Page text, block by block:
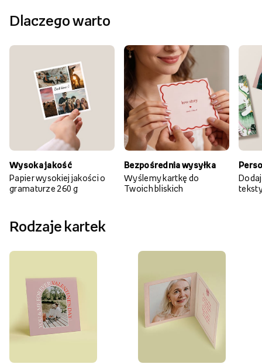
Dlaczego warto
Wysoka jakość
Papier wysokiej jakości o
gramaturze 260 g
Bezpośrednia wysyłka
Wyślemy kartkę do
Twoich bliskich
Rodzaje kartek